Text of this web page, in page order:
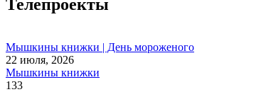
Телепроекты
Мышкины книжки | День мороженого
22 июля, 2026
Мышкины книжки
133